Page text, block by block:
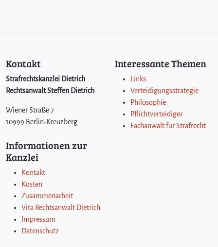
Kontakt
Strafrechtskanzlei Dietrich
Rechtsanwalt Steffen Dietrich
Wiener Straße 7
10999 Berlin-Kreuzberg
Interessante Themen
Links
Verteidigungsstrategie
Philosophie
Pflichtverteidiger
Fachanwalt für Strafrecht
Informationen zur
Kanzlei
Kontakt
Kosten
Zusammenarbeit
Vita Rechtsanwalt Dietrich
Impressum
Datenschutz